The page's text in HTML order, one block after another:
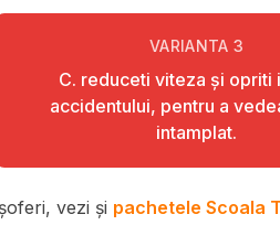
VARIANTA3
C. reduceti viteza şi opriti
accidentului, pentru a
intamplat.
vezi și pachetele Scoala